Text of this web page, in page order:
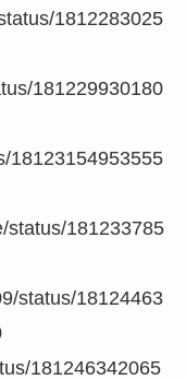
1812283025
181229930180
18123154953555
status/181233785
status/18124463
181246342065